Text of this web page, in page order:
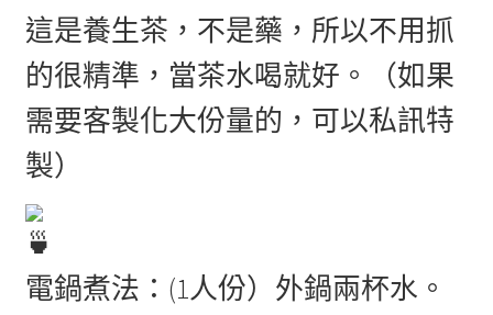
這是養生茶，不是藥，所以不用抓
的很精準，當茶水喝就好。（如果
需要客製化大份量的，可以私訊特
製）
電鍋煮法：(1人份）外鍋兩杯水。